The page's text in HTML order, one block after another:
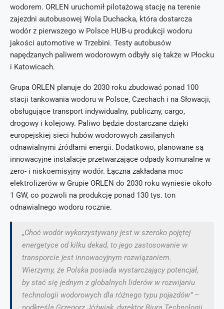
wodorem. ORLEN uruchomił pilotażową stację na terenie
zajezdni autobusowej Wola Duchacka, która dostarcza
wodór z pierwszego w Polsce HUB-u produkcji wodoru
jakości automotive w Trzebini. Testy autobusów
napędzanych paliwem wodorowym odbyły się także w Płocku
i Katowicach.
Grupa ORLEN planuje do 2030 roku zbudować ponad 100
stacji tankowania wodoru w Polsce, Czechach i na Słowacji,
obsługujące transport indywidualny, publiczny, cargo,
drogowy i kolejowy. Paliwo będzie dostarczane dzięki
europejskiej sieci hubów wodorowych zasilanych
odnawialnymi źródłami energii. Dodatkowo, planowane są
innowacyjne instalacje przetwarzające odpady komunalne w
zero- i niskoemisyjny wodór. Łączna zakładana moc
elektrolizerów w Grupie ORLEN do 2030 roku wyniesie około
1 GW, co pozwoli na produkcję ponad 130 tys. ton
odnawialnego wodoru rocznie.
„Choć wodór wykorzystywany jest w szeroko pojętej
energetyce od kilku dekad, to jego zastosowanie w
transporcie jest innowacyjnym rozwiązaniem.
Wierzymy, że Polska posiada wystarczający potencjał,
by stać się jednym z globalnych liderów w rozwijaniu
technologii wodorowych dla różnego typu pojazdów” –